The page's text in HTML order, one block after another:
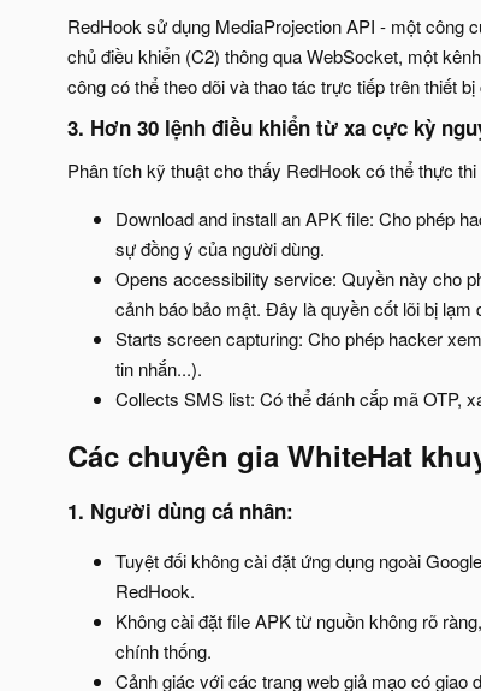
RedHook sử dụng MediaProjection API - một công
chủ điều khiển (C2) thông qua WebSocket, một
công có thể theo dõi và thao tác trực tiếp trên thiết
3. Hơn 30 lệnh điều khiển từ xa cực kỳ
Phân tích kỹ thuật cho thấy RedHook có thể thực
Download and install an APK file: Cho phép
sự đồng ý của người dùng.
Opens accessibility service: Quyền này cho
cảnh báo bảo mật. Đây là quyền cốt lõi bị lạm
Starts screen capturing: Cho phép hacker
tin nhắn...).
Collects SMS list: Có thể đánh cắp mã OTP,
Các chuyên gia WhiteHat
1. Người dùng cá nhân:​
Tuyệt đối không cài đặt ứng dụng ngoài
RedHook.
Không cài đặt file APK từ nguồn không rõ
chính thống.
Cảnh giác với các trang web giả mạo có giao